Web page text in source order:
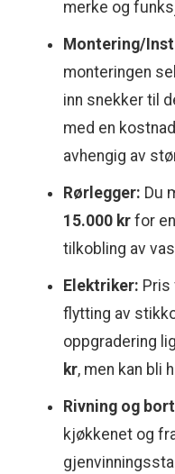
merke og
Montering/
monteringen
inn snekker til
med en
avhengig av
Rørlegger: Du
15.000 kr for
tilkobling av
Elektriker:
flytting av
oppgradering
kr, men kan bli
Rivning og
kjøkkenet og